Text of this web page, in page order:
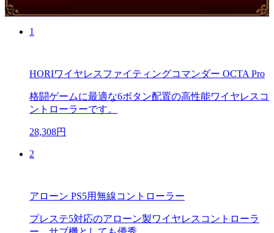
PR
1
HORIワイヤレスファイティングコマンダー OCTA Pro
格闘ゲームに最適な6ボタン配置の高性能ワイヤレスコ
ントローラーです。
28,308円
2
アローン PS5用無線コントローラー
プレステ5対応のアローン製ワイヤレスコントローラ